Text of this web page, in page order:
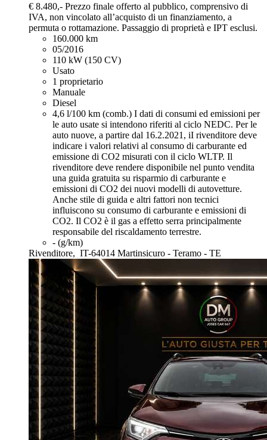
€ 8.480,- Prezzo finale offerto al pubblico, comprensivo di
IVA, non vincolato all’acquisto di un finanziamento, a
permuta o rottamazione. Passaggio di proprietà e IPT esclusi.
160.000 km
05/2016
110 kW (150 CV)
Usato
1 proprietario
Manuale
Diesel
4,6 l/100 km (comb.) I dati di consumi ed emissioni per
le auto usate si intendono riferiti al ciclo NEDC. Per le
auto nuove, a partire dal 16.2.2021, iI rivenditore deve
indicare i valori relativi al consumo di carburante ed
emissione di CO2 misurati con il ciclo WLTP. Il
rivenditore deve rendere disponibile nel punto vendita
una guida gratuita su risparmio di carburante e
emissioni di CO2 dei nuovi modelli di autovetture.
Anche stile di guida e altri fattori non tecnici
influiscono su consumo di carburante e emissioni di
CO2. Il CO2 è il gas a effetto serra principalmente
responsabile del riscaldamento terrestre.
- (g/km)
Rivenditore, IT-64014 Martinsicuro - Teramo - TE